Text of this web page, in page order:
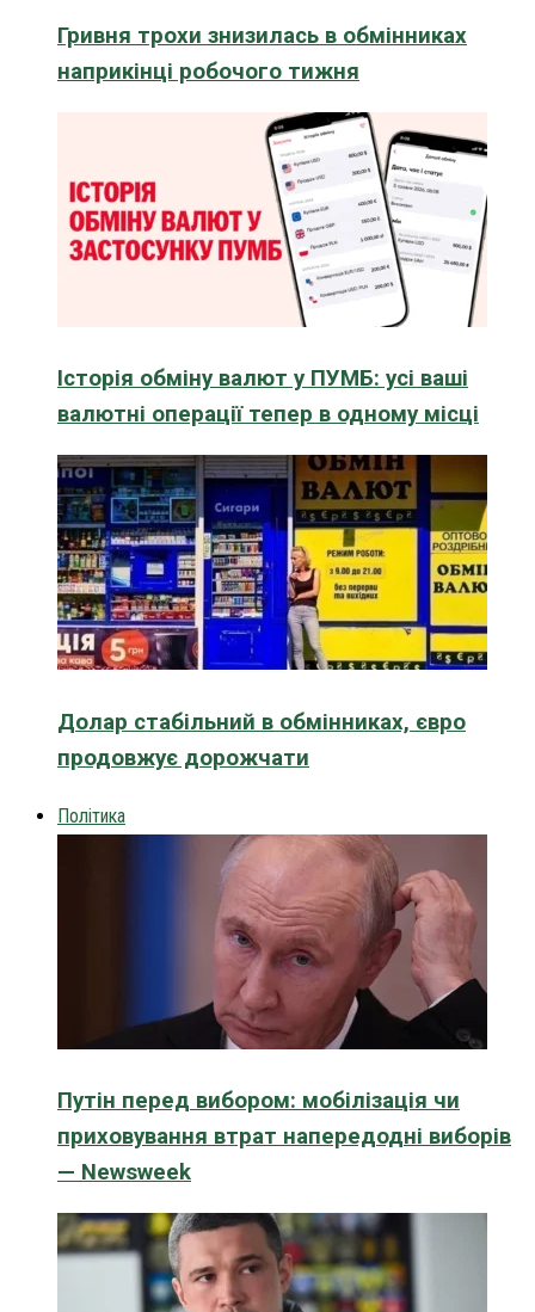
Гривня трохи знизилась в обмінниках
наприкінці робочого тижня
Історія обміну валют у ПУМБ: усі ваші
валютні операції тепер в одному місці
Долар стабільний в обмінниках, євро
продовжує дорожчати
Політика
Путін перед вибором: мобілізація чи
приховування втрат напередодні виборів
— Newsweek